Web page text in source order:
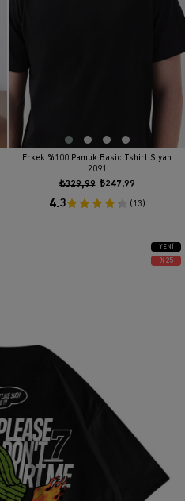
Erkek %100 Pamuk Basic Tshirt Siyah
2091
₺247,99
₺329,99
4.3 (13)
YENI
ÜRÜN
%25